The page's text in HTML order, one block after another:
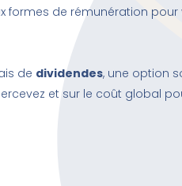
formes de rémunération
de dividendes, une option
et sur le coût global